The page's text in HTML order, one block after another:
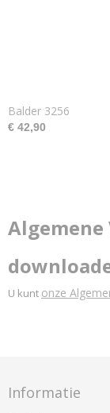
Balder 3256
€ 42,90
U kunt onze
Informatie